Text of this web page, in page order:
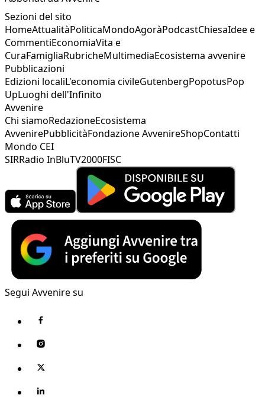
Sezioni del sito
HomeAttualitàPoliticaMondoAgoràPodcastChiesaIdee e
CommentiEconomiaVita e
CuraFamigliaRubricheMultimediaEcosistema avvenire
Pubblicazioni
Edizioni localiL'economia civileGutenbergPopotusPop
UpLuoghi dell'Infinito
Avvenire
Chi siamoRedazioneEcosistema
AvvenirePubblicitàFondazione AvvenireShopContatti
Mondo CEI
SIRRadio InBluTV2000FISC
Segui Avvenire su